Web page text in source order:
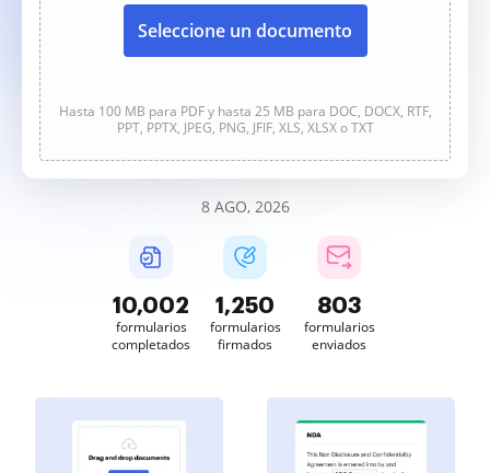
Seleccione un documento
Hasta 100 MB para PDF y hasta 25 MB para DOC, DOCX, RTF,
PPT, PPTX, JPEG, PNG, JFIF, XLS, XLSX o TXT
8 AGO, 2026
10,002
formularios
completados
1,250
formularios
firmados
803
formularios
enviados